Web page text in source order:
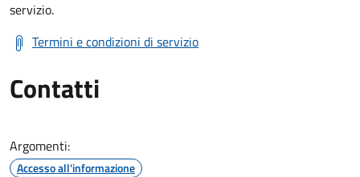
servizio.
Termini e condizioni di servizio
Contatti
Argomenti:
Accesso all'informazione